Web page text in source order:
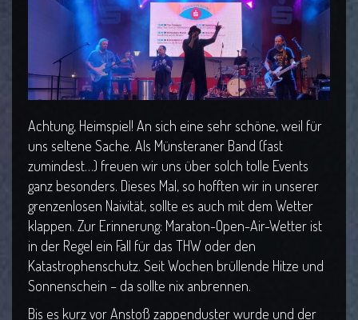
Achtung, Heimspiel! An sich eine sehr schöne, weil für
uns seltene Sache. Als Münsteraner Band (fast
zumindest…) freuen wir uns über solch tolle Events
ganz besonders. Dieses Mal, so hofften wir in unserer
grenzenlosen Naivität, sollte es auch mit dem Wetter
klappen. Zur Erinnerung: Maraton-Open-Air-Wetter ist
in der Regel ein Fall für das THW oder den
Katastrophenschutz. Seit Wochen brüllende Hitze und
Sonnenschein – da sollte nix anbrennen.
Bis es kurz vor Anstoß zappenduster wurde und der